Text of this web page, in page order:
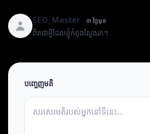
SEO_Master ៣ ថ្ងៃមុន
ពិតជាអ្វីដែលខ្ញុំកំពុងស្វែងរក។
បញ្ចេញមតិ